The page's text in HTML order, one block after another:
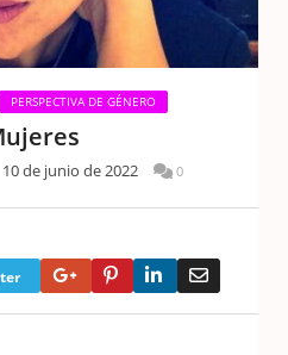
PERSPECTIVA DE GÉNERO
10 de junio de 2022 0
Google+PinterestLinkedIn